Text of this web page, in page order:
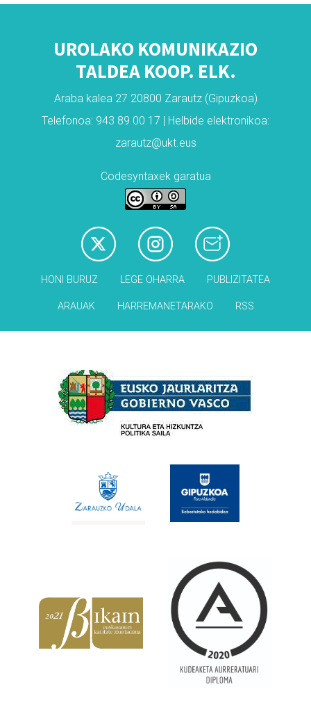
UROLAKO KOMUNIKAZIO
TALDEA KOOP. ELK.
Araba kalea 27 20800 Zarautz (Gipuzkoa)
Telefonoa: 943 89 00 17 | Helbide elektronikoa:
zarautz@ukt.eus
Codesyntaxek garatua
HONI BURUZ LEGE OHARRA PUBLIZITATEA
ARAUAK HARREMANETARAKO RSS